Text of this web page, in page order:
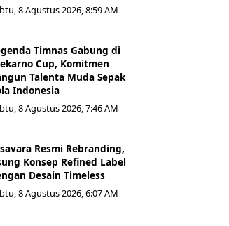
8 Agustus 2026, 8:59 AM
Timnas Gabung di
Cup, Komitmen
Talenta Muda Sepak
Indonesia
8 Agustus 2026, 7:46 AM
Resmi Rebranding,
Konsep Refined Label
Desain Timeless
8 Agustus 2026, 6:07 AM